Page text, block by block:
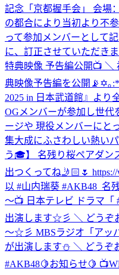
記念「京都握手会」 会場
の都合により当初より不
って参加メンバーとして
に、訂正させていただきま
特典映像 予告編公開📺 ＼
典映像予告編を公開📡✡｡
2025 in 日本武道館』より
OGメンバーが参加し世代
ージや 現役メンバーにと
集大成にふさわしい熱い
う🎓】 名残り桜ペアダン
出つくってね🤳🏻🌷
以 #山内瑞葵 #AKB48_名
～📺 日本テレビ ドラマ「
出演します☆彡 ＼ どうぞ
～☆彡 MBSラジオ「アッ
が出演します⛄ ＼ どうぞ
#AKB48🍋お知らせ🍋